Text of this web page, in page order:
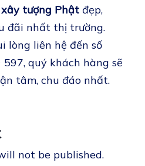
xây tượng Phật đẹp,
đãi nhất thị trường.
lòng liên hệ đến số
quý khách hàng sẽ
tâm, chu đáo nhất.
not be published.